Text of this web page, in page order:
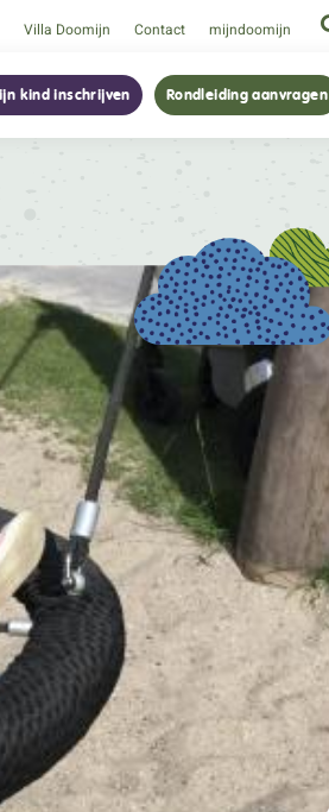
Villa Doomijn Contact mijndoomijn
kind inschrijven Rondleiding aanvragen